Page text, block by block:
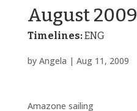
August 2009
Timelines:ENG
by Angela | Aug 11, 2009
Amazone sailing